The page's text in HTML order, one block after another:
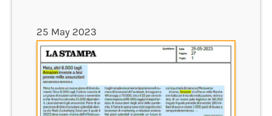
25 May 2023